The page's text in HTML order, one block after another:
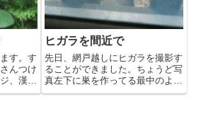
す。す
んつけ
、漢字
満天
ヒガラを間近で
先日、網戸越しにヒガラを撮影す
ることができました。ちょうど写
真左下に巣を作ってる最中のよう
です。警戒してるのか、ずっと